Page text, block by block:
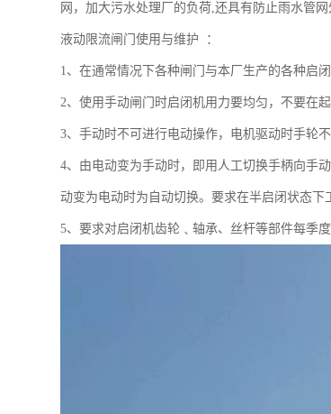
网，加大污水处理厂的负荷,还具有防止雨水管网
液动限流闸门使用与维护 ：
1、在通常情况下各种闸门与本厂生产的各种启
2、使用手动闸门时启闭机用力要均匀，不要在
3、手动时不可进行电动操作，电机驱动时手轮
4、由电动变为手动时，即用人工切换手柄向手
动变为电动时为自动切换。要求在半启闭状态下
5、要求对启闭机齿轮﹑轴承、丝杆等部件每季度